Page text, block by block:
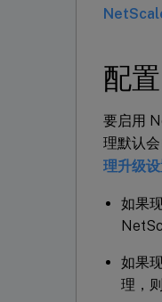
配
要启用
理默认
理升级
如果
如果
理，